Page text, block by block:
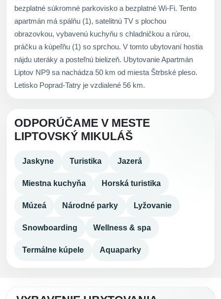
bezplatné súkromné parkovisko a bezplatné Wi-Fi. Tento
apartmán má spálňu (1), satelitnú TV s plochou
obrazovkou, vybavenú kuchyňu s chladničkou a rúrou,
práčku a kúpeľňu (1) so sprchou. V tomto ubytovaní hostia
nájdu uteráky a posteľnú bielizeň. Ubytovanie Apartmán
Liptov NP9 sa nachádza 50 km od miesta Štrbské pleso.
Letisko Poprad-Tatry je vzdialené 56 km.
ODPORÚČAME V MESTE
LIPTOVSKÝ MIKULÁŠ
Jaskyne Turistika Jazerá
Miestna kuchyňa Horská turistika
Múzeá Národné parky Lyžovanie
Snowboarding Wellness & spa
Termálne kúpele Aquaparky